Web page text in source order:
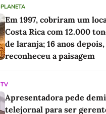
PLANETA
Em 1997, cobriram um
Costa Rica com 12.000
de laranja; 16 anos
reconheceu a paisagem
TV
Apresentadora pede
telejornal para ser